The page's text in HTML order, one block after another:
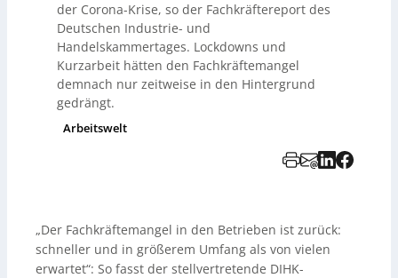
der Corona-Krise, so der Fachkräftereport des
Deutschen Industrie- und
Handelskammertages. Lockdowns und
Kurzarbeit hätten den Fachkräftemangel
demnach nur zeitweise in den Hintergrund
gedrängt.
Arbeitswelt
„Der Fachkräftemangel in den Betrieben ist zurück:
schneller und in größerem Umfang als von vielen
erwartet“: So fasst der stellvertretende DIHK-